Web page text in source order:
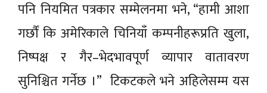
पनि नियमित पत्रकार सम्मेलनमा भने, “हामी आशा
गर्छौं कि अमेरिकाले चिनियाँ कम्पनीहरूप्रति खुला,
निष्पक्ष र गैर–भेदभावपूर्ण व्यापार वातावरण
सुनिश्चित गर्नेछ ।” टिकटकले भने अहिलेसम्म यस